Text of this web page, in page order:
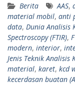
Berita AAS,
material mobil, anti
data, Dunia Analisis
Spectroscopy (FTIR),
modern, interior,
Jenis Teknik Analisis
material, karet, kcd
kecerdasan buatan